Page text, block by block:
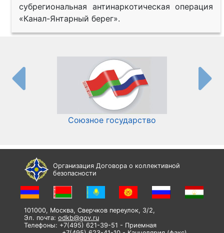
субрегиональная антинаркотическая операция
«Канал-Янтарный берег».
Союзное государство
Организация Договора о коллективной
безопасности
101000, Москва, Сверчков переулок, 3/2,
Эл. почта: odkb@gov.ru
Телефоны: +7(495) 621-39-51 - Приемная